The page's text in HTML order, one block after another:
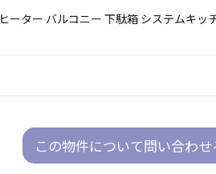
ター バルコニー 下駄箱 システムキッ
この物件について問い合わせ